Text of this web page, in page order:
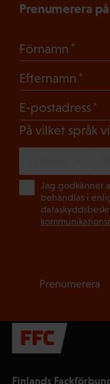
Finlands
Prenumerera
Förnamn
Efternamn
E-postadress
På vilket språk
Jag godkänner
behandlas i
Prenumerera